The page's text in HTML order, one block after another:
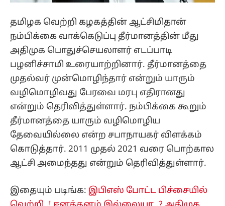
தமிழக வெற்றி கழகத்தின் ஆட்சிமிதான்
நம்பிக்கை வாக்கெடுப்பு தீர்மானத்தின் மீது
அதிமுக பொதுச்செயலாளர் எடப்பாடி
பழனிச்சாமி உரையாற்றினார். தீர்மானத்தை
முதல்வர் முன்மொழிந்தார் என்றும் யாரும்
வழிமொழிவது பேரவை மரபு எதிரானது
என்றும் தெரிவித்துள்ளார். நம்பிக்கை கூறும்
தீர்மானத்தை யாரும் வழிமொழிய
தேவையில்லை என்ற சபாநாயகர் விளக்கம்
கொடுத்தார். 2011 முதல் 2021 வரை பொற்கால
ஆட்சி அமைந்தது என்றும் தெரிவித்துள்ளார்.
இதையும் படிங்க: இபிஎஸ் போட்ட பிச்சையில்